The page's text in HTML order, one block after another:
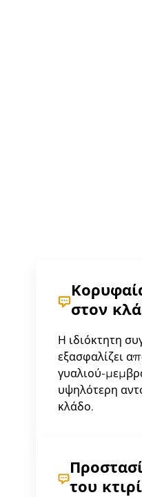
στον
Η ιδιόκτητη
εξασφαλίζει
γυαλιού-
υψηλότερη
κλάδο.
του